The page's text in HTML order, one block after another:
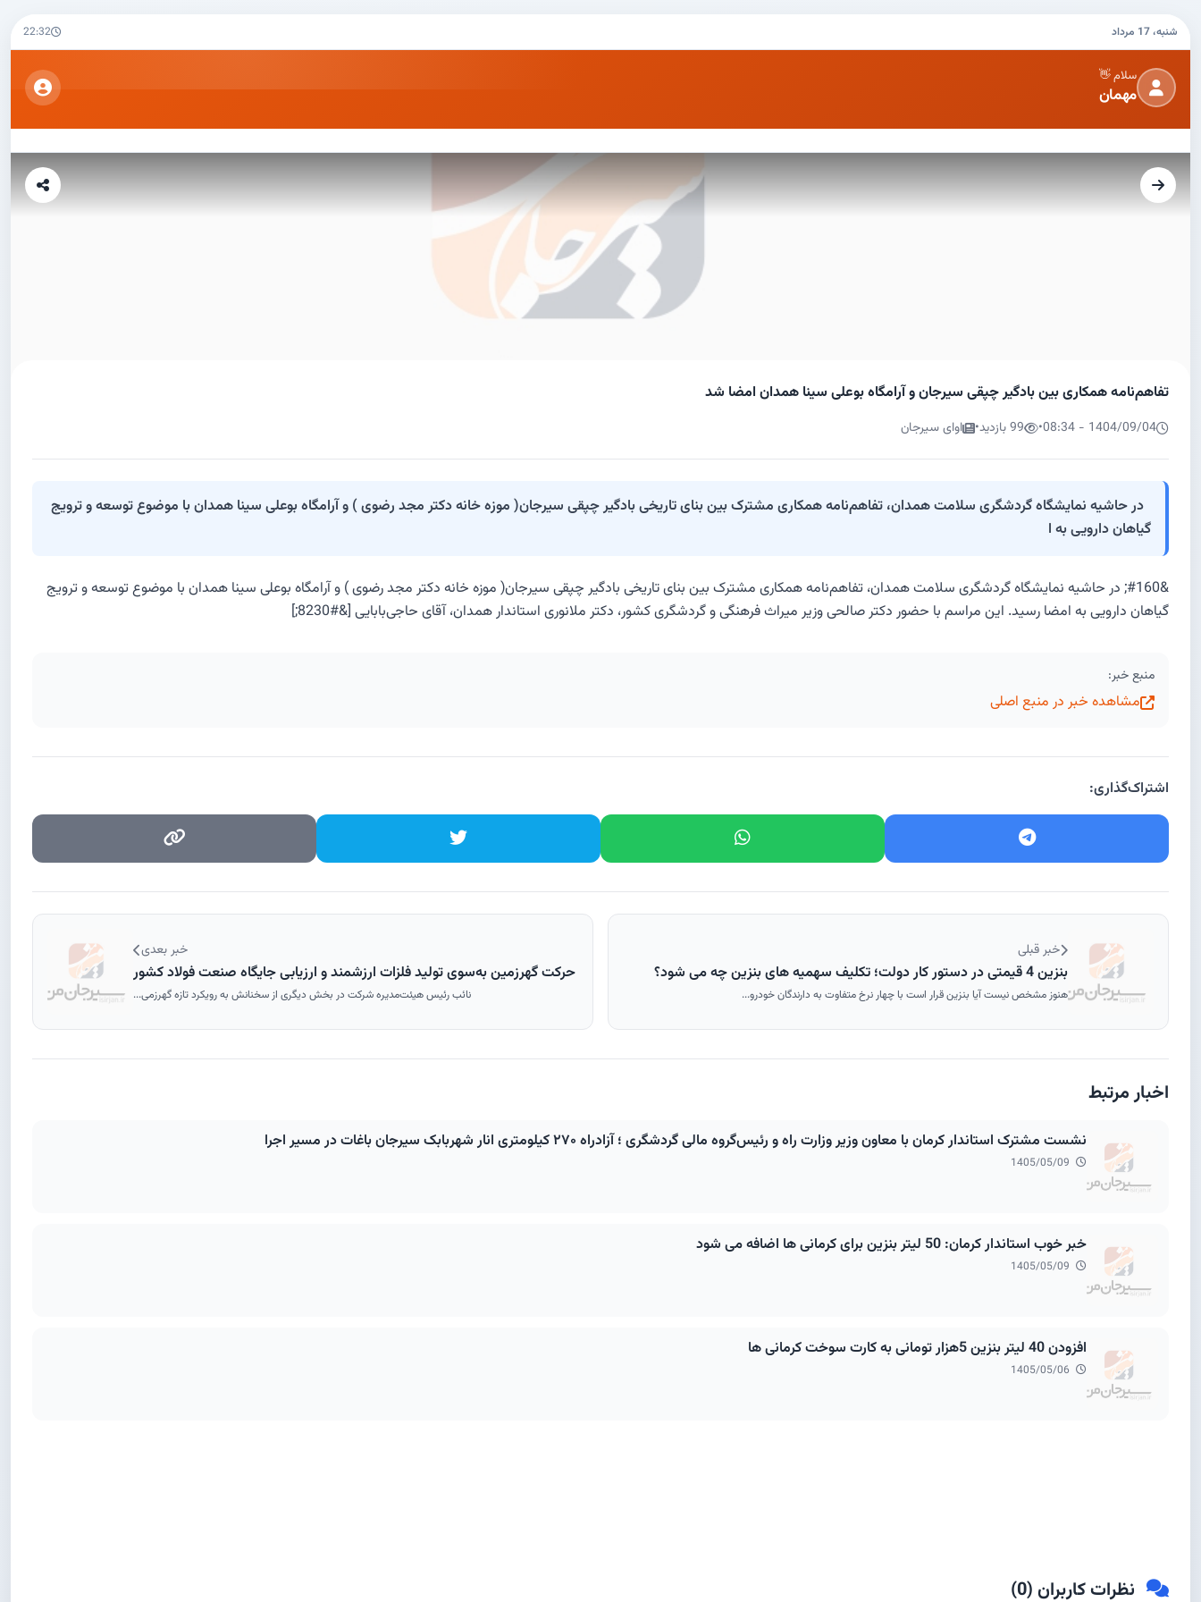
شنبه، 17 مرداد 22:32
سلام 👋
مهمان
تفاهم‌نامه همکاری بین بادگیر چپقی سیرجان و آرامگاه بوعلی سینا همدان امضا شد
1404/09/04 - 08:34
• 99 بازدید • اوای سیرجان
در حاشیه نمایشگاه گردشگری سلامت همدان، تفاهم‌نامه همکاری مشترک بین بنای تاریخی بادگیر چپقی سیرجان( موزه خانه دکتر مجد رضوی ) و آرامگاه بوعلی سینا همدان با موضوع توسعه و ترویج
گیاهان دارویی به ا
&#160; در حاشیه نمایشگاه گردشگری سلامت همدان، تفاهم‌نامه همکاری مشترک بین بنای تاریخی بادگیر چپقی سیرجان( موزه خانه دکتر مجد رضوی ) و آرامگاه بوعلی سینا همدان با موضوع توسعه و ترویج
گیاهان دارویی به امضا رسید. این مراسم با حضور دکتر صالحی وزیر میراث فرهنگی و گردشگری کشور، دکتر ملانوری استاندار همدان، آقای حاجی‌بابایی [&#8230;]
منبع خبر:
مشاهده خبر در منبع اصلی
اشتراک‌گذاری:
خبر قبلی
بنزین 4 قیمتی در دستور کار دولت؛ تکلیف سهمیه های بنزین چه می شود؟
هنوز مشخص نیست آیا بنزین قرار است با چهار نرخ متفاوت به دارندگان خودرو...
خبر بعدی
حرکت گهرزمین به‌سوی تولید فلزات ارزشمند و ارزیابی جایگاه صنعت فولاد کشور
نائب رئیس هیئت‌مدیره شرکت در بخش دیگری از سخنانش به رویکرد تازه گهرزمی...
اخبار مرتبط
نشست مشترک استاندار کرمان با معاون وزیر وزارت راه و رئیس‌گروه مالی گردشگری ؛ آزادراه ۲۷۰ کیلومتری انار شهربابک سیرجان باغات در مسیر اجرا
خبر خوب استاندار کرمان: 50 لیتر بنزین برای کرمانی ها اضافه می شود
افزودن 40 لیتر بنزین 5هزار تومانی به کارت سوخت کرمانی ها
نظرات کاربران (0
)